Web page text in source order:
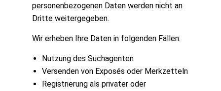
personenbezogenen Daten werden nicht an
Dritte weitergegeben.
Wir erheben Ihre Daten in folgenden Fällen:
Nutzung des Suchagenten
Versenden von Exposés oder Merkzetteln
Registrierung als privater oder